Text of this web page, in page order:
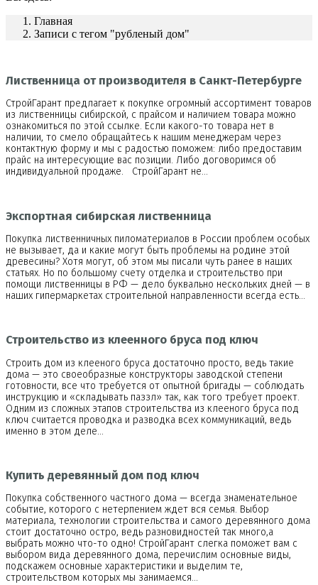
Главная
Записи с тегом "рубленый дом"
Лиственница от производителя в Санкт-Петербурге
СтройГарант предлагает к покупке огромный ассортимент товаров
из лиственницы сибирской, с прайсом и наличием товара можно
ознакомиться по этой ссылке. Если какого-то товара нет в
наличии, то смело обращайтесь к нашим менеджерам через
контактную форму и мы с радостью поможем: либо предоставим
прайс на интересующие вас позиции. Либо договоримся об
индивидуальной продаже. СтройГарант не…
Экспортная сибирская лиственница
Покупка лиственничных пиломатериалов в России проблем особых
не вызывает, да и какие могут быть проблемы на родине этой
древесины? Хотя могут, об этом мы писали чуть ранее в наших
статьях. Но по большому счету отделка и строительство при
помощи лиственницы в РФ — дело буквально нескольких дней — в
наших гипермаркетах строительной направленности всегда есть…
Строительство из клеенного бруса под ключ
Строить дом из клееного бруса достаточно просто, ведь такие
дома — это своеобразные конструкторы заводской степени
готовности, все что требуется от опытной бригады — соблюдать
инструкцию и «складывать паззл» так, как того требует проект.
Одним из сложных этапов строительства из клееного бруса под
ключ считается проводка и разводка всех коммуникаций, ведь
именно в этом деле…
Купить деревянный дом под ключ
Покупка собственного частного дома — всегда знаменательное
событие, которого с нетерпением ждет вся семья. Выбор
материала, технологии строительства и самого деревянного дома
стоит достаточно остро, ведь разновидностей так много,а
выбрать можно что-то одно! СтройГарант слегка поможет вам с
выбором вида деревянного дома, перечислим основные виды,
подскажем основные характеристики и выделим те,
строительством которых мы занимаемся…